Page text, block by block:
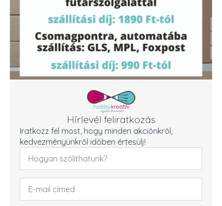
Hírlevél feliratkozás
Iratkozz fel most, hogy minden akciónkról,
kedvezményünkről időben értesülj!
Név
Email
cím